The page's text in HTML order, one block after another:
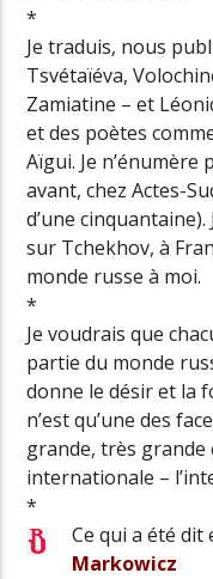
*
Je traduis, nous
Tsvétaïéva,
Zamiatine – et
et des poètes
Aïgui. Je n’énumère
avant, chez Actes-
d’une
sur Tchekhov, à
monde russe à moi.
*
Je voudrais que
partie du monde
donne le désir et la
n’est qu’une des
grande, très
internationale –
*
Ce qui a été
Markowicz